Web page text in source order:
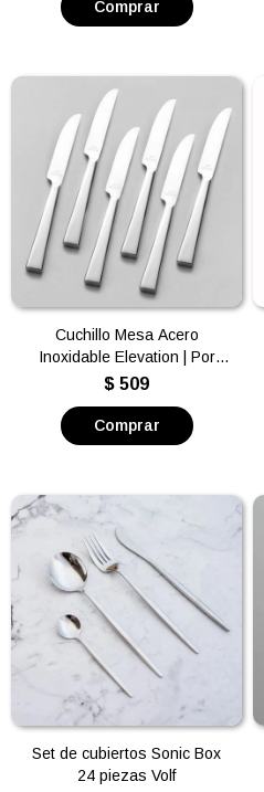
Cuchillo Mesa Acero
Inoxidable Elevation | Por
unidad
$ 509
Set de cubiertos Sonic Box
24 piezas Volf